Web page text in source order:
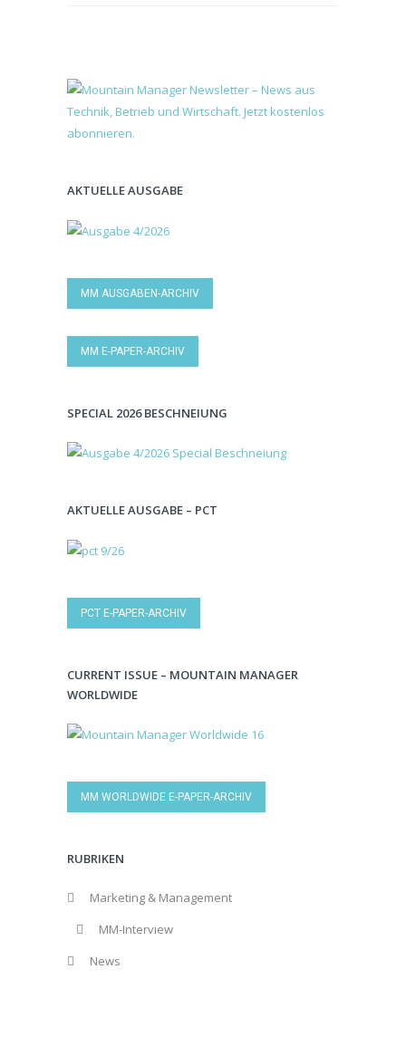
AKTUELLE AUSGABE
MM AUSGABEN-ARCHIV
MM E-PAPER-ARCHIV
SPECIAL 2026 BESCHNEIUNG
AKTUELLE AUSGABE – PCT
PCT E-PAPER-ARCHIV
CURRENT ISSUE – MOUNTAIN MANAGER
WORLDWIDE
MM WORLDWIDE E-PAPER-ARCHIV
RUBRIKEN
Marketing & Management
MM-Interview
News